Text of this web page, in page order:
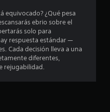
r
e
l
equivocado? ¿Qué pesa
ebrio sobre el
solo para
respuesta estándar —
Cada decisión lleva a una
diferentes,
rejugabilidad.